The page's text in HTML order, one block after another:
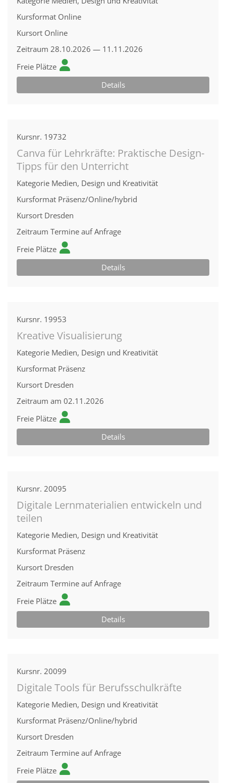
Kursformat Online
Kursort Online
Zeitraum 28.10.2026 — 11.11.2026
Freie Plätze
Details
Kursnr. 19732
Canva für Lehrkräfte: Praktische Design-
Tipps für den Unterricht
Kategorie Medien, Design und Kreativität
Kursformat Präsenz/Online/hybrid
Kursort Dresden
Zeitraum Termine auf Anfrage
Freie Plätze
Details
Kursnr. 19953
Kreative Visualisierung
Kategorie Medien, Design und Kreativität
Kursformat Präsenz
Kursort Dresden
Zeitraum am 02.11.2026
Freie Plätze
Details
Kursnr. 20095
Digitale Lernmaterialien entwickeln und
teilen
Kategorie Medien, Design und Kreativität
Kursformat Präsenz
Kursort Dresden
Zeitraum Termine auf Anfrage
Freie Plätze
Details
Kursnr. 20099
Digitale Tools für Berufsschulkräfte
Kategorie Medien, Design und Kreativität
Kursformat Präsenz/Online/hybrid
Kursort Dresden
Zeitraum Termine auf Anfrage
Freie Plätze